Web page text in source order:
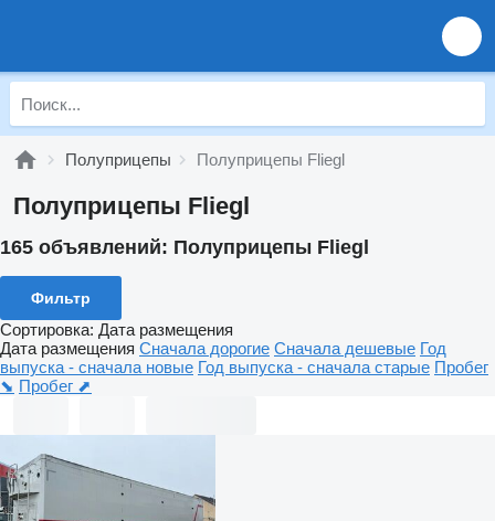
Полуприцепы Полуприцепы Fliegl
Полуприцепы Fliegl
165 объявлений: Полуприцепы Fliegl
Фильтр
Сортировка: Дата размещения
Дата размещения Сначала дорогие Сначала дешевые Год
выпуска - сначала новые Год выпуска - сначала старые Пробег
⬊ Пробег ⬈